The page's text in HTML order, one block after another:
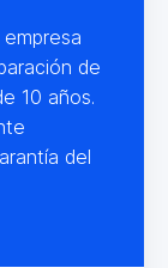
de
10 años.
del